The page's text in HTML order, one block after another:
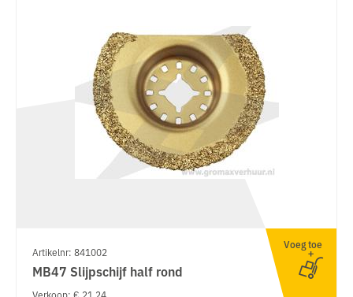
Artikelnr: 841002
MB47 Slijpschijf half rond
Verkoop: € 21.24
Voeg toe